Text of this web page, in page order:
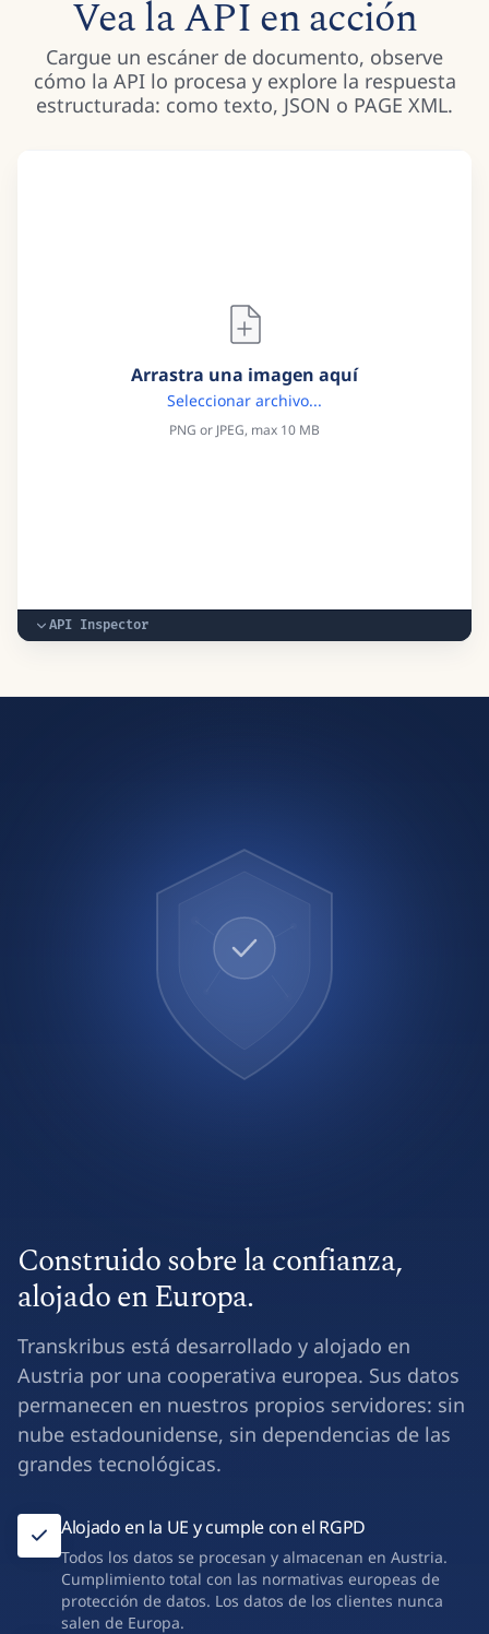
Vea la API en acción
Cargue un escáner de documento, observe
cómo la API lo procesa y explore la respuesta
estructurada: como texto, JSON o PAGE XML.
Arrastra una imagen aquí
Seleccionar archivo...
PNG or JPEG, max 10 MB
API Inspector
Construido sobre la confianza,
alojado en Europa.
Transkribus está desarrollado y alojado en
Austria por una cooperativa europea. Sus datos
permanecen en nuestros propios servidores: sin
nube estadounidense, sin dependencias de las
grandes tecnológicas.
Alojado en la UE y cumple con el RGPD
Todos los datos se procesan y almacenan en Austria.
Cumplimiento total con las normativas europeas de
protección de datos. Los datos de los clientes nunca
salen de Europa.